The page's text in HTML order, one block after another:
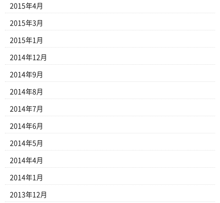
2015年4月
2015年3月
2015年1月
2014年12月
2014年9月
2014年8月
2014年7月
2014年6月
2014年5月
2014年4月
2014年1月
2013年12月